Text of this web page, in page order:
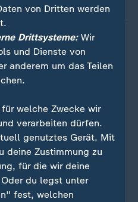
steckt hinter dem
ist, ist essen nicht
Brigitte
zum Kühlschrank
denn oft sei es der
werde. Und
stellen, ob es nicht
sind, die hinter dem
stecken.
von Dritten werden
Drittsysteme:Wir
und Dienste von
anderem um das Teilen
welche Zwecke wir
verarbeiten dürfen.
genutztes Gerät. Mit
deine Zustimmung zu
für die wir deine
du legst unter
fest, welchen